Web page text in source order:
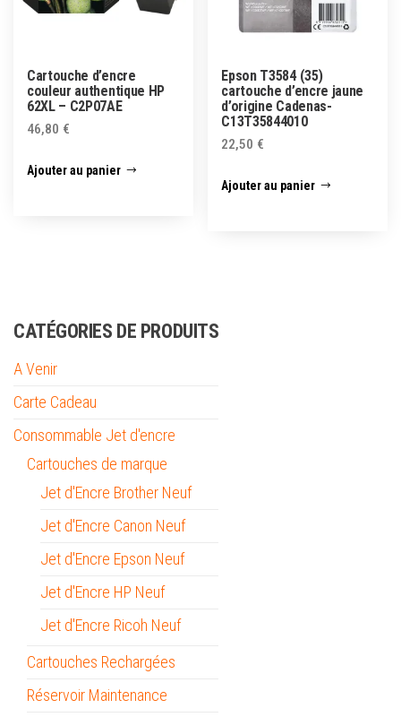
Cartouche d’encre
couleur authentique HP
62XL – C2P07AE
46,80 €
Ajouter au panier
Epson T3584 (35)
cartouche d’encre jaune
d’origine Cadenas-
C13T35844010
22,50 €
Ajouter au panier
CATÉGORIES DE PRODUITS
A Venir
Carte Cadeau
Consommable Jet d'encre
Cartouches de marque
Jet d'Encre Brother Neuf
Jet d'Encre Canon Neuf
Jet d'Encre Epson Neuf
Jet d'Encre HP Neuf
Jet d'Encre Ricoh Neuf
Cartouches Rechargées
Réservoir Maintenance